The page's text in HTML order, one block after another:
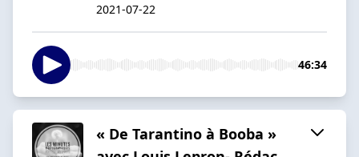
2021-07-22
46:34
« De Tarantino à Booba »